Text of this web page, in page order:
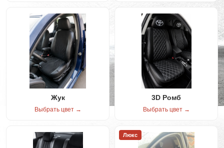
Жук
Выбрать цвет →
3D Ромб
Выбрать цвет →
Люкс